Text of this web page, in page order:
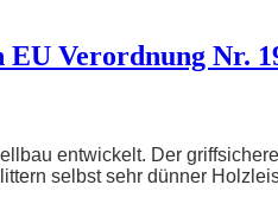
Verordnung Nr.
entwickelt. Der
selbst sehr dünner